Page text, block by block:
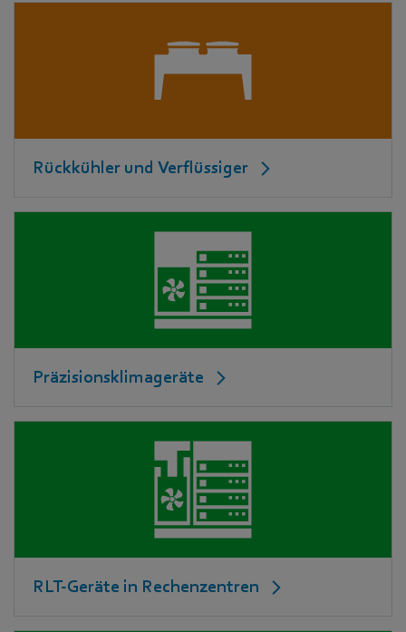
Rückkühler und Verflüssiger
Präzisionsklimageräte
RLT-Geräte in Rechenzentren